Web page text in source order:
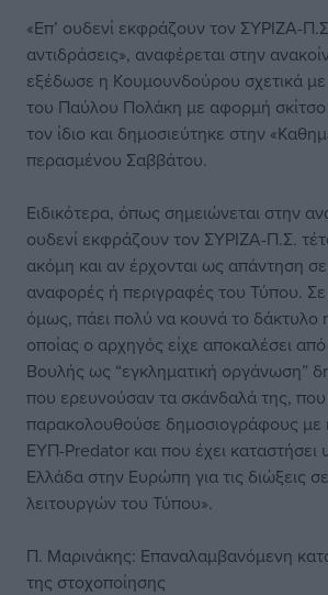
«Επ’ ουδενί εκφράζουν τον ΣΥΡΙΖΑ-
αντιδράσεις», αναφέρεται στην
εξέδωσε η Κουμουνδούρου σχετικά με
του Παύλου Πολάκη με αφορμή
τον ίδιο και δημοσιεύτηκε στην
περασμένου Σαββάτου.
Ειδικότερα, όπως σημειώνεται στην
ουδενί εκφράζουν τον ΣΥΡΙΖΑ-Π.Σ.
ακόμη και αν έρχονται ως απάντηση
αναφορές ή περιγραφές του Τύπου.
όμως, πάει πολύ να κουνά το δάκτυλο
οποίας ο αρχηγός είχε αποκαλέσει
Βουλής ως “εγκληματική οργάνωση”
που ερευνούσαν τα σκάνδαλά της,
παρακολουθούσε δημοσιογράφους με
ΕΥΠ-Predator και που έχει καταστήσει
Ελλάδα στην Ευρώπη για τις διώξεις
λειτουργών του Τύπου».
Π. Μαρινάκης: Επαναλαμβανόμενη
της στοχοποίησης